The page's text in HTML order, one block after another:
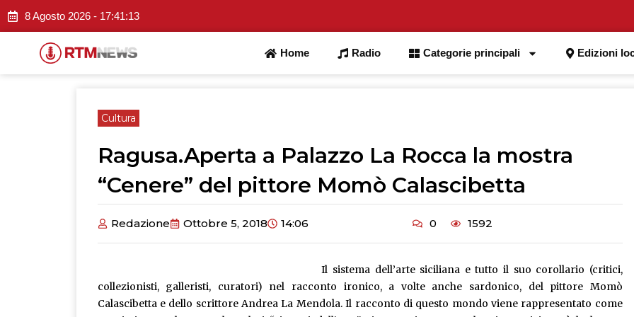
Vai
al
contenuto
8 Agosto 2026 - 17:41:14
Home Radio Categorie principali Edizioni
Cultura
Ragusa.Aperta a Palazzo La Rocca la mostra
“Cenere” del pittore Momò Calascibetta
Redazione Ottobre 5, 2018 14:06 0 1592
Il sistema dell’arte siciliana e tutto il suo corollario (critici,
collezionisti, galleristi, curatori) nel racconto ironico, a volte anche sardonico, del pittore Momò
Calascibetta e dello scrittore Andrea La Mendola. Il racconto di questo mondo viene rappresentato come